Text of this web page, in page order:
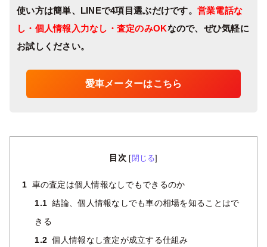
使い方は簡単、LINEで4項目選ぶだけです。 営業電話な
し・個人情報入力なし・査定のみOKなので、ぜひ気軽に
お試しください。
愛車メーターはこちら
目次 [閉じる]
1 車の査定は個人情報なしでもできるのか
1.1 結論、個人情報なしでも車の相場を知ることはで
きる
1.2 個人情報なし査定が成立する仕組み